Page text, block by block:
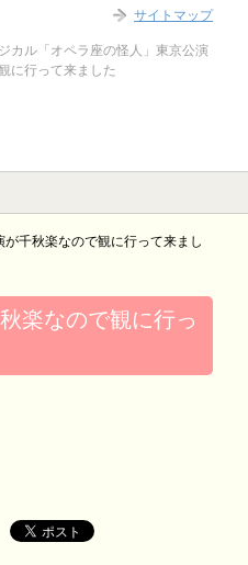
カル「オペラ座の怪人」東京公演
に行って来ました
千秋楽なので観に行って来まし
楽なので観に行っ
サイトマップ